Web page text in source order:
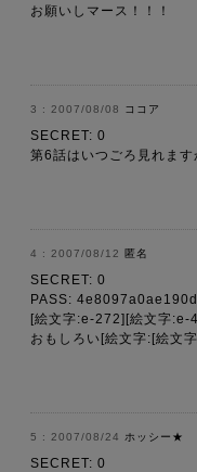
お願いしマース！！！
2007/08/08 ココア
SECRET: 0
第6話はいつごろ見れま
2007/08/12 匿名
SECRET: 0
PASS:
[絵文字:e-272][絵文字:e-
おもしろい[絵文字:[絵文
2007/08/24 ホッシー★
SECRET: 0